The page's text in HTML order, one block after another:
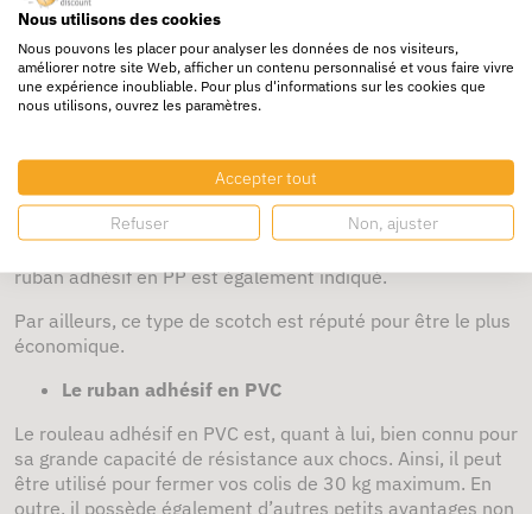
Afin de répondre à tous vos besoins, packdiscount met à
votre disposition plusieurs types de ruban adhésif
personnalisés.
Le ruban adhésif en polypropylène ou en PP :
aux variations de température et à l’humidité. Ainsi, ce
type de scotch est fortement conseillé pour les colis
destinés à être expédiés sur un long trajet. En cas de
ruban adhésif en PP est également indiqué.
Par ailleurs, ce type de scotch est réputé pour être le plus
économique.
Le ruban adhésif en PVC
Le rouleau adhésif en PVC est, quant à lui, bien connu pour
sa grande capacité de résistance aux chocs. Ainsi, il peut
être utilisé pour fermer vos colis de 30 kg maximum. En
outre, il possède également d’autres petits avantages non
Nous utilisons des cookies
Nous pouvons les placer pour analyser les données de nos visiteurs,
améliorer notre site Web, afficher un contenu personnalisé et vous faire vivre
une expérience inoubliable. Pour plus d'informations sur les cookies que
nous utilisons, ouvrez les paramètres.
Accepter tout
Refuser Non, ajuster